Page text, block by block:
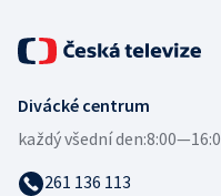
Divácké centrum
každý všední den:
261 136 113